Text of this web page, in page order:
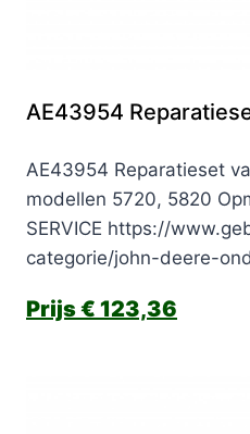
AE43954
AE43954 Reparatieset
modellen 5720, 5820
SERVICE https://
categorie/john-deere-
€ 123,36